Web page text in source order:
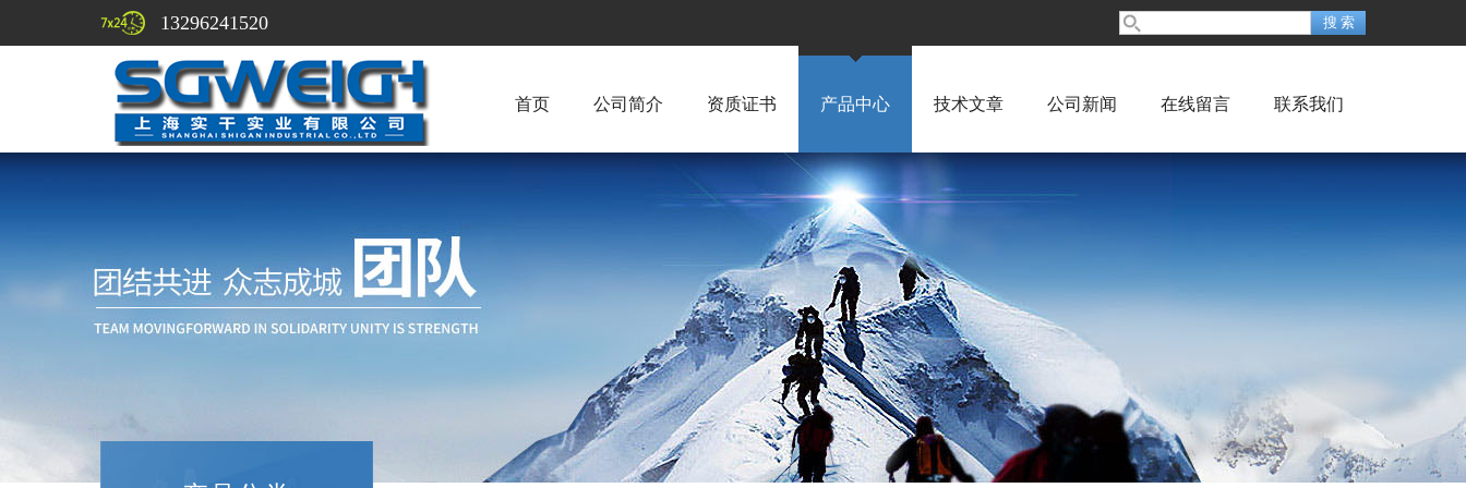
13296241520
首页 公司简介 资质证书 产品中心 技术文章 公司新闻 在线留言 联系我们